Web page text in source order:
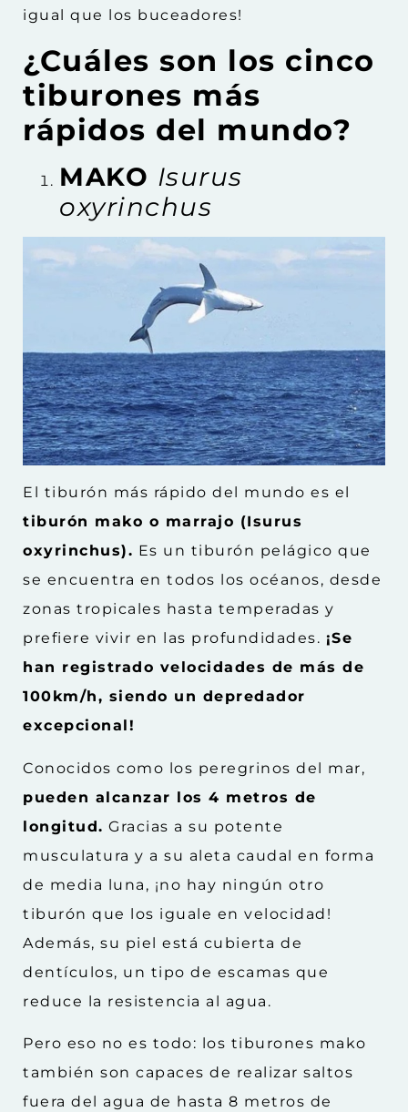
igual que los buceadores!
¿Cuáles son los cinco
tiburones más
rápidos del mundo?
MAKO Isurus
oxyrinchus
El tiburón más rápido del mundo es el
tiburón mako o marrajo (Isurus
oxyrinchus). Es un tiburón pelágico que
se encuentra en todos los océanos, desde
zonas tropicales hasta temperadas y
prefiere vivir en las profundidades. ¡Se
han registrado velocidades de más de
100km/h, siendo un depredador
excepcional!
Conocidos como los peregrinos del mar,
pueden alcanzar los 4 metros de
longitud. Gracias a su potente
musculatura y a su aleta caudal en forma
de media luna, ¡no hay ningún otro
tiburón que los iguale en velocidad!
Además, su piel está cubierta de
dentículos, un tipo de escamas que
reduce la resistencia al agua.
Pero eso no es todo: los tiburones mako
también son capaces de realizar saltos
fuera del agua de hasta 8 metros de